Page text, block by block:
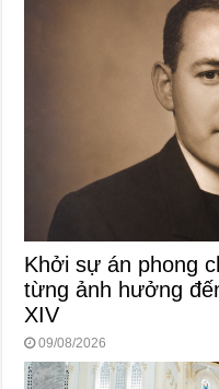
Khởi sự án phong
từng ảnh hưởng
XIV
09/08/2026